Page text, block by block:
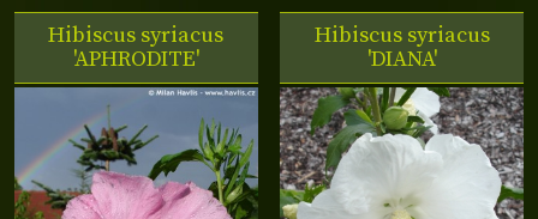
Hibiscus syriacus
'APHRODITE'
Hibiscus syriacus
'DIANA'